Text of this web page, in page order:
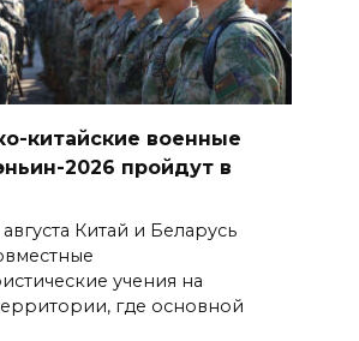
китайские военные
2026 пройдут в
Китай и Беларусь
учения на
где основной